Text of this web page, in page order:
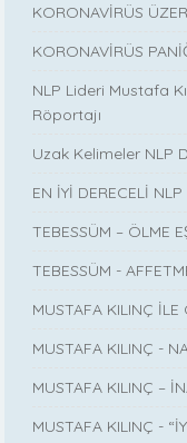
KORONAVİRÜS
KORONAVİRÜS
NLP Lideri Mustafa
Röportajı
Uzak Kelimeler NLP
EN İYİ DERECELİ
TEBESSÜM – ÖLME
TEBESSÜM -
MUSTAFA KILINÇ
MUSTAFA KILINÇ -
MUSTAFA KILINÇ –
MUSTAFA KILINÇ -